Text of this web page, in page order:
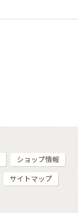
ショップ情報
サイトマップ